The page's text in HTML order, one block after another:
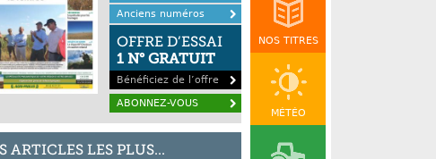
NOS TITRES
MÉTÉO
Anciens numéros
OFFRE D’ESSAI
1 N° GRATUIT
Bénéficiez de l’offre
ABONNEZ-VOUS
ARTICLES LES PLUS...